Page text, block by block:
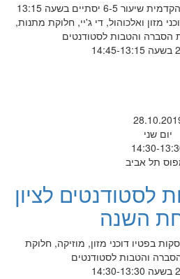
מיועד לכל הסטודנטים בחצר הקדמית שיעור 6-5 יסתיים בשעה 13:15
8-7 יחל בשעה 14:45 דוכני מזון ואלכוהול, די ג'יי, חלוקת מתנות,
הסברה והטבות לסטודנטים
יום שני
14:30-
תל אביב
לסטודנטים לציון
השנה
בפטיו דוכני מזון, מוזיקה, חלוקת
והטבות לסטודנטים